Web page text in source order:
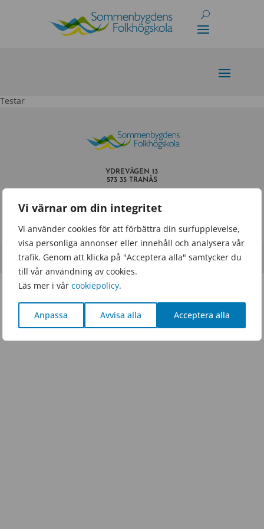
Vi värnar om din integritet
Vi använder cookies för att förbättra din surfupplevelse,
visa personliga annonser eller innehåll och analysera vår
trafik. Genom att klicka på "Acceptera alla" samtycker du
till vår användning av cookies.
Läs mer i vår cookiepolicy.
Anpassa Avvisa alla Acceptera alla
Testar
YDREVÄGEN 13
573 35 TRANÅS
TEL.0140 – 659 60
Powered byWisest